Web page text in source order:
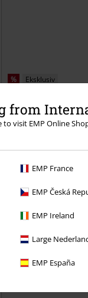
from
to visit EMP Online
EMP France
EMP Česká
EMP Ireland
Large
EMP España
% Eksklusiv
Frakr 191,00
Røde Camo Leggings